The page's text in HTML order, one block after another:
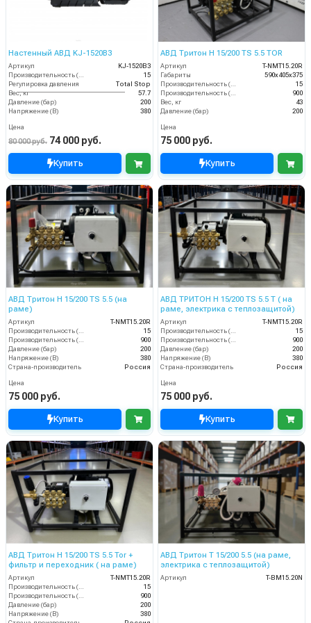
Настенный АВД KJ-1520B3
Артикул
KJ-1520B3
Производительность (л/мин)
15
Регулировка давления
Total Stop
Вес, кг
57.7
Давление (бар)
200
Напряжение (В)
380
Цена
80 000 руб. 74 000 руб.
Купить
АВД Тритон H 15/200 TS 5.5 TOR
Артикул
T-NMT15.20R
Габариты
590х405х375
Производительность (л/мин)
15
Производительность (л/ч)
900
Вес, кг
43
Давление (бар)
200
Цена
75 000 руб.
Купить
АВД Тритон Н 15/200 TS 5.5 (на
раме)
Артикул
T-NMT15.20R
15
900
Давление (бар)
200
Напряжение (В)
380
Страна-производитель
Россия
Цена
75 000 руб.
Купить
АВД ТРИТОН H 15/200 TS 5.5 T ( на
раме, электрика с теплозащитой)
Артикул
T-NMT15.20R
15
900
Давление (бар)
200
Напряжение (В)
380
Страна-производитель
Россия
Цена
75 000 руб.
Купить
АВД Тритон H 15/200 TS 5.5 Tor +
фильтр и переходник ( на раме)
Артикул
T-NMT15.20R
15
900
Давление (бар)
200
Напряжение (В)
380
АВД Тритон Т 15/200 5.5 (на раме,
электрика с теплозащитой)
Артикул T-BM15.20N